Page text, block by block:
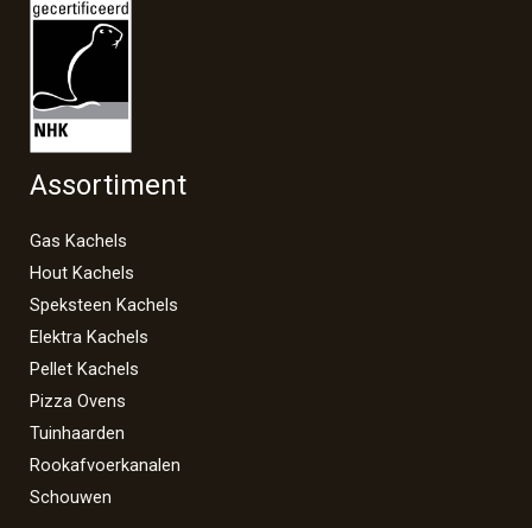
Assortiment
Gas Kachels
Hout Kachels
Speksteen Kachels
Elektra Kachels
Pellet Kachels
Pizza Ovens
Tuinhaarden
Rookafvoerkanalen
Schouwen